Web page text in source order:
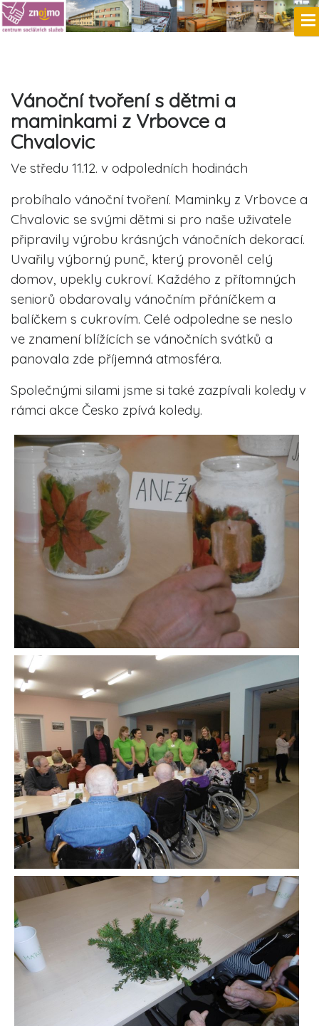
Vánoční tvoření s dětmi a
maminkami z Vrbovce a
Chvalovic
Ve středu 11.12. v odpoledních hodinách
probíhalo vánoční tvoření. Maminky z Vrbovce a
Chvalovic se svými dětmi si pro naše uživatele
připravily výrobu krásných vánočních dekorací.
Uvařily výborný punč, který provoněl celý
domov, upekly cukroví. Každého z přítomných
seniorů obdarovaly vánočním přáníčkem a
balíčkem s cukrovím. Celé odpoledne se neslo
ve znamení blížících se vánočních svátků a
panovala zde příjemná atmosféra.
Společnými silami jsme si také zazpívali koledy v
rámci akce Česko zpívá koledy.